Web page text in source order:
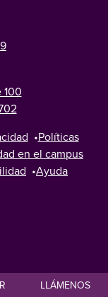
LLÁMENOS
•Políticas
en el campus
•Ayuda